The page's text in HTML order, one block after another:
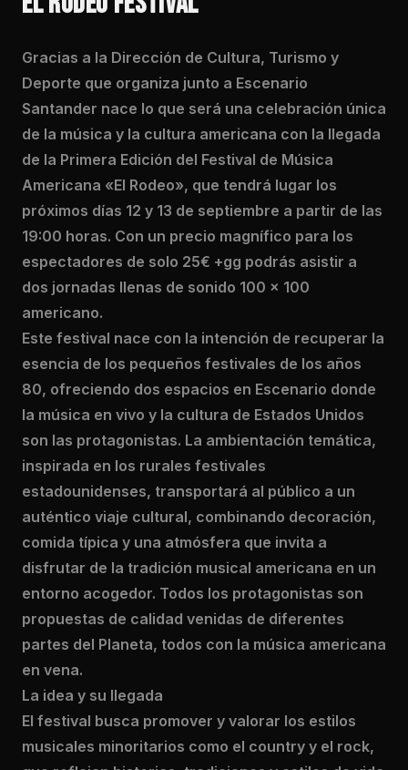
Gracias a la Dirección de Cultura, Turismo y
Deporte que organiza junto a Escenario
Santander nace lo que será una celebración única
de la música y la cultura americana con la llegada
de la Primera Edición del Festival de Música
Americana «El Rodeo», que tendrá lugar los
próximos días 12 y 13 de septiembre a partir de las
19:00 horas. Con un precio magnífico para los
espectadores de solo 25€ +gg podrás asistir a
dos jornadas llenas de sonido 100 x 100
americano.
Este festival nace con la intención de recuperar la
esencia de los pequeños festivales de los años
80, ofreciendo dos espacios en Escenario donde
la música en vivo y la cultura de Estados Unidos
son las protagonistas. La ambientación temática,
inspirada en los rurales festivales
estadounidenses, transportará al público a un
auténtico viaje cultural, combinando decoración,
comida típica y una atmósfera que invita a
disfrutar de la tradición musical americana en un
entorno acogedor. Todos los protagonistas son
propuestas de calidad venidas de diferentes
partes del Planeta, todos con la música americana
en vena.
La idea y su llegada
El festival busca promover y valorar los estilos
musicales minoritarios como el country y el rock,